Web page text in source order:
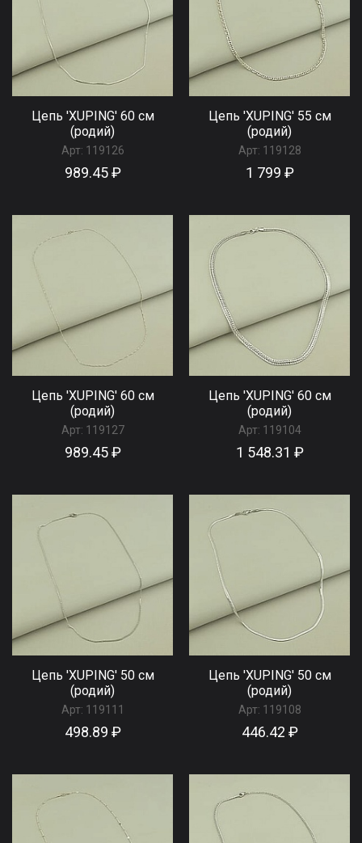
Цепь 'XUPING' 60 см
(родий)
Арт: 119126
989.45 ₽
Цепь 'XUPING' 55 см
(родий)
Арт: 119128
1 799 ₽
Цепь 'XUPING' 60 см
(родий)
Арт: 119127
989.45 ₽
Цепь 'XUPING' 60 см
(родий)
Арт: 119104
1 548.31 ₽
Цепь 'XUPING' 50 см
(родий)
Арт: 119111
498.89 ₽
Цепь 'XUPING' 50 см
(родий)
Арт: 119108
446.42 ₽